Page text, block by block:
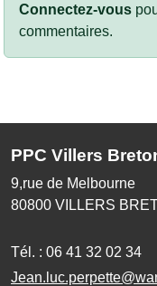
Connectez-vous
commentaires.
PPC Villers
9,rue de Melbourne
80800 VILLERS
Tél. : 06 41 32 02 34